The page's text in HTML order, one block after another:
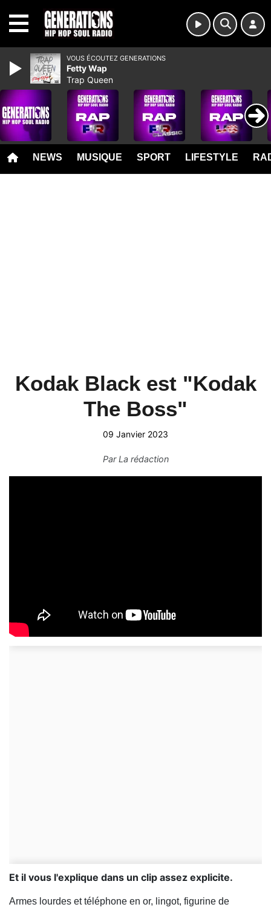
NEWS MUSIQUE SPORT LIFESTYLE
Kodak Black est "Kodak
The Boss"
09 Janvier 2023
ParLa rédaction
Et il vous l'explique dans un clip assez explicite.
Armes lourdes et téléphone en or, lingot, figurine de
VOUS ÉCOUTEZ GENERATIONS
Fetty Wap
Trap Queen